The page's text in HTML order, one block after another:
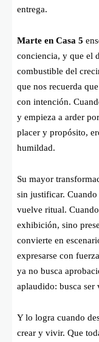
entrega.
Marte en Casa 5
conciencia, y que el
combustible del
que nos recuerda
con intención.
y empieza a arder
placer y propósito,
humildad.
Su mayor
sin justificar.
vuelve ritual.
exhibición, sino
convierte en
expresarse con
ya no busca
aplaudido: busca ser
Y lo logra cuando
crear y vivir. Que